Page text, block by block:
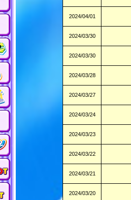
2024/04/01
2024/03/30
2024/03/30
2024/03/28
2024/03/27
2024/03/24
2024/03/23
2024/03/22
2024/03/21
2024/03/20